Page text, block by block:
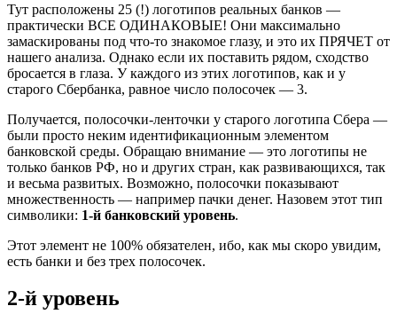
Тут расположены 25 (!) логотипов реальных банков —
практически ВСЕ ОДИНАКОВЫЕ! Они максимально
замаскированы под что-то знакомое глазу, и это их ПРЯЧЕТ от
нашего анализа. Однако если их поставить рядом, сходство
бросается в глаза. У каждого из этих логотипов, как и у
старого Сбербанка, равное число полосочек — 3.
Получается, полосочки-ленточки у старого логотипа Сбера —
были просто неким идентификационным элементом
банковской среды. Обращаю внимание — это логотипы не
только банков РФ, но и других стран, как развивающихся, так
и весьма развитых. Возможно, полосочки показывают
множественность — например пачки денег. Назовем этот тип
символики: 1-й банковский уровень.
Этот элемент не 100% обязателен, ибо, как мы скоро увидим,
есть банки и без трех полосочек.
2-й уровень